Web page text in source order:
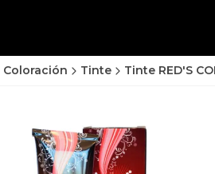
Coloración Tinte Tinte RED'S